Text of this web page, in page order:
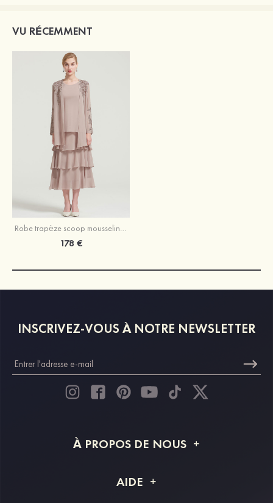
VU RÉCEMMENT
Robe trapèze scoop mousseline longueur mollet robe de mère de la mariée avec appliqué volants veste
178 €
INSCRIVEZ-VOUS À NOTRE NEWSLETTER
À PROPOS DE NOUS
Livraison
AIDE